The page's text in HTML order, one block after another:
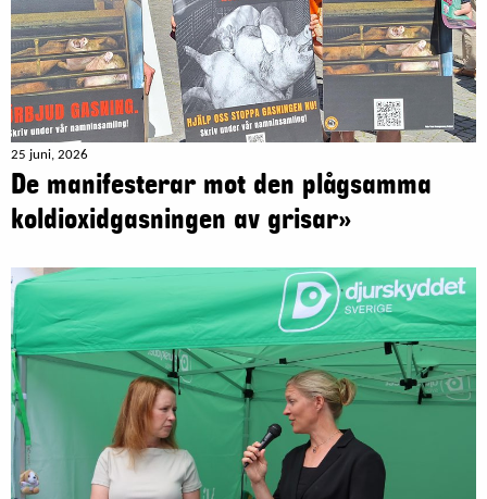
25 juni, 2026
De manifesterar mot den plågsamma
koldioxidgasningen av grisar»